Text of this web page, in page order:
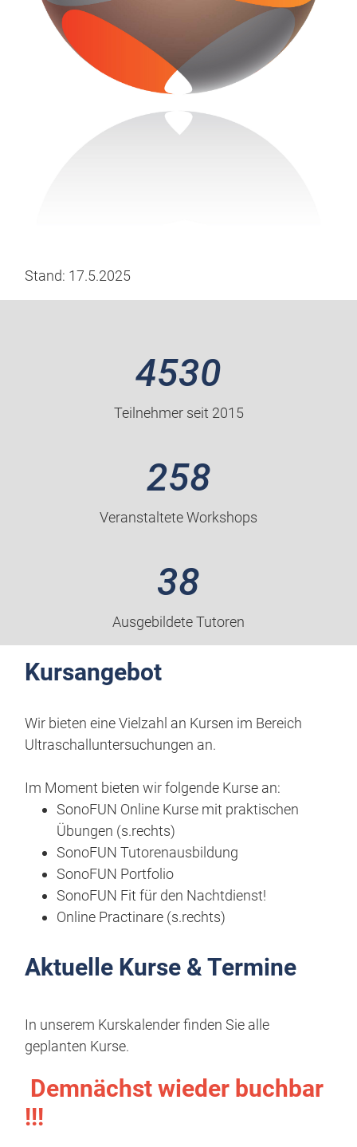
Stand: 17.5.2025
4530
Teilnehmer seit 2015
258
Veranstaltete Workshops
38
Ausgebildete Tutoren
Kursangebot
Wir bieten eine Vielzahl an Kursen im Bereich
Ultraschalluntersuchungen an.
Im Moment bieten wir folgende Kurse an:
SonoFUN Online Kurse mit praktischen
Übungen (s.rechts)
SonoFUN Tutorenausbildung
SonoFUN Portfolio
SonoFUN Fit für den Nachtdienst!
Online Practinare (s.rechts)
Aktuelle Kurse & Termine
In unserem Kurskalender finden Sie alle
geplanten Kurse.
Demnächst wieder buchbar
!!!